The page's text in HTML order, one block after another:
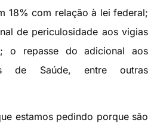
18% com relação à lei federal;
de periculosidade aos vigias
o repasse do adicional aos
de Saúde, entre outras
estamos pedindo porque são